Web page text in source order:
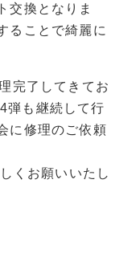
交換となりま
ることで綺麗に
完了してきてお
弾も継続して行
に修理のご依頼
くお願いいたし